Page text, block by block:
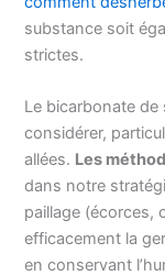
substance soit
strictes.
Le bicarbonate
considérer,
allées. Les
dans notre
paillage (écorces,
efficacement la
en conservant